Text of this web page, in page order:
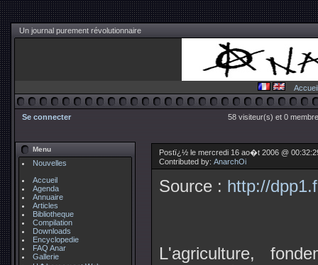
Un journal purement révolutionnaire
Accueil
Se connecter 58 visiteur(s) et 0
Menu
Nouvelles
Accueil
Agenda
Annuaire
Articles
Bibliotheque
Compilation
Downloads
Encyclopedie
FAQ Anar
Gallerie
Postï¿½ le mercredi 16 ao�t 2006 @
Contributed by: AnarchOi
Source : http://
L'agriculture,